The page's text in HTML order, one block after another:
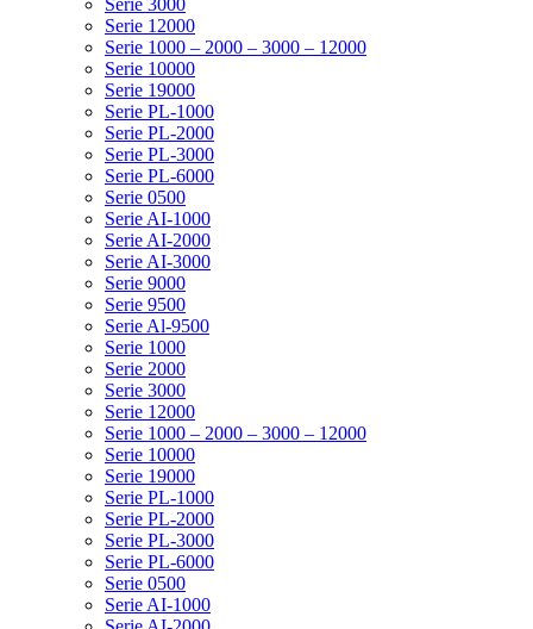
Serie 3000
Serie 12000
Serie 1000 – 2000 – 3000 – 12000
Serie 10000
Serie 19000
Serie PL-1000
Serie PL-2000
Serie PL-3000
Serie PL-6000
Serie 0500
Serie AI-1000
Serie AI-2000
Serie AI-3000
Serie 9000
Serie 9500
Serie Al-9500
Serie 1000
Serie 2000
Serie 3000
Serie 12000
Serie 1000 – 2000 – 3000 – 12000
Serie 10000
Serie 19000
Serie PL-1000
Serie PL-2000
Serie PL-3000
Serie PL-6000
Serie 0500
Serie AI-1000